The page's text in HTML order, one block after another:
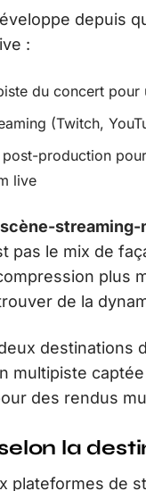
depuis
:
du concert
(Twitch,
production
live
streaming-
pas le mix de
plus
de la
destinations
multipiste
des rendus
la
plateformes de